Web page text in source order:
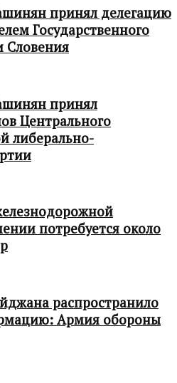
принял делегацию
Государственного
Словения
принял
Центрального
либерально-
потребуется около
распространило
Армия обороны